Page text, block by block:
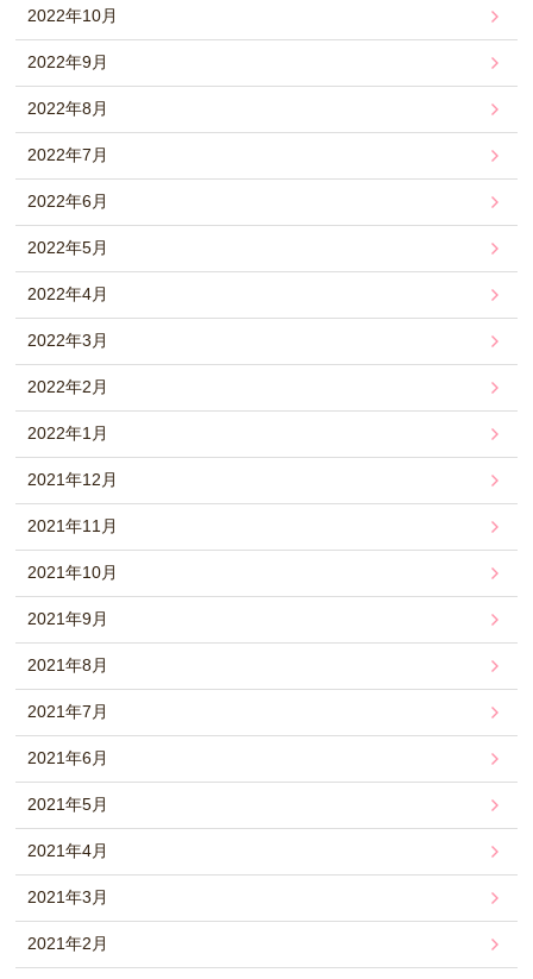
2022年10月
2022年9月
2022年8月
2022年7月
2022年6月
2022年5月
2022年4月
2022年3月
2022年2月
2022年1月
2021年12月
2021年11月
2021年10月
2021年9月
2021年8月
2021年7月
2021年6月
2021年5月
2021年4月
2021年3月
2021年2月